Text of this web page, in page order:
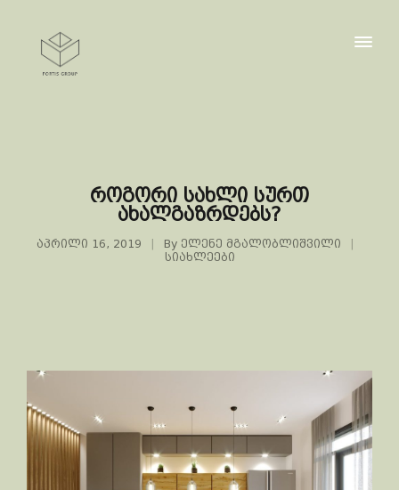
როგორი სახლი სურთ
ახალგაზრდებს?
აპრილი 16, 2019 By ელენე მგალობლიშვილი
სიახლეები